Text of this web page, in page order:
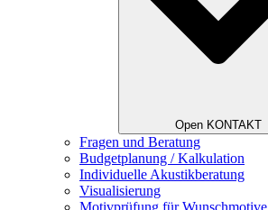
Open KONTAKT
Fragen und Beratung
Budgetplanung / Kalkulation
Individuelle Akustikberatung
Visualisierung
Motivprüfung für Wunschmotive